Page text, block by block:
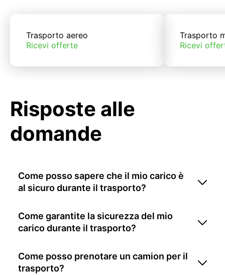
Trasporto aereo
Ricevi offerte
Trasporto
Ricevi
Risposte alle
domande
Come posso sapere che il mio carico è
al sicuro durante il trasporto?
Come garantite la sicurezza del mio
carico durante il trasporto?
Come posso prenotare un camion per il
trasporto?